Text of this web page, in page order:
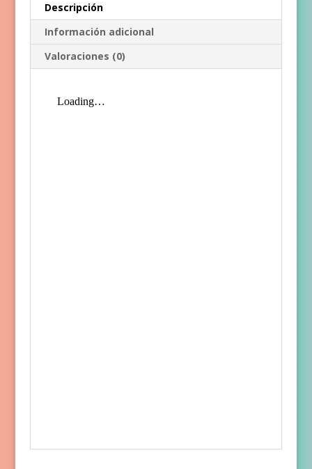
Descripción
Información adicional
Valoraciones (0)